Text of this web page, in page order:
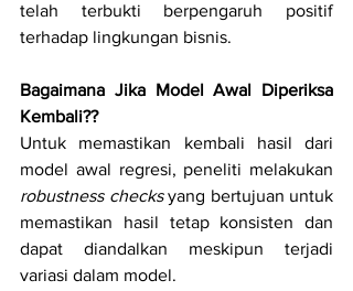
telah terbukti berpengaruh positif
terhadap lingkungan bisnis.
Bagaimana Jika Model Awal Diperiksa
Kembali??
Untuk memastikan kembali hasil dari
robustness checks yang bertujuan untuk
memastikan hasil tetap konsisten dan
dapat diandalkan meskipun terjadi
variasi dalam model.